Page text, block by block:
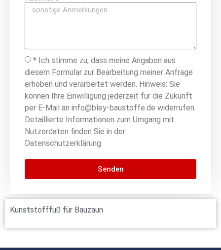
* Ich stimme zu, dass meine Angaben aus
diesem Formular zur Bearbeitung meiner Anfrage
erhoben und verarbeitet werden. Hinweis: Sie
können Ihre Einwilligung jederzeit für die Zukunft
per E-Mail an info@bley-baustoffe.de widerrufen.
Detaillierte Informationen zum Umgang mit
Nutzerdaten finden Sie in der
Datenschutzerklärung
Senden
Kunststofffuß für Bauzaun